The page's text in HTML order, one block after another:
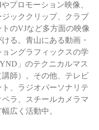
プロモーション映像、
ジッククリップ、クラブ
トのVJなど多方面の映像
ける。青山にある動画・
ョングラフィックスの学
」のテクニカルマス
講師）。その他、テレビ
ト、ラジオパーソナリテ
ペラ、スチールカメラマ
広く活動中。